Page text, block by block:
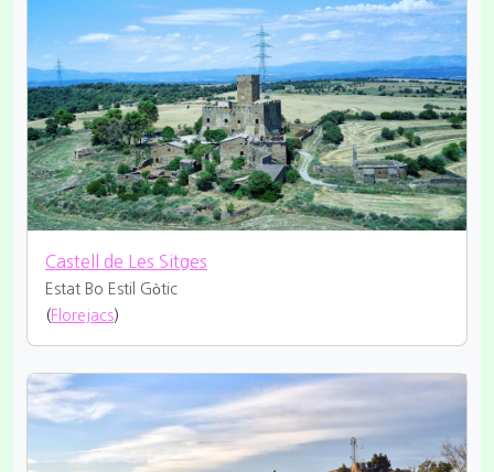
Castell de Les Sitges
Estat Bo Estil Gòtic
( Florejacs)